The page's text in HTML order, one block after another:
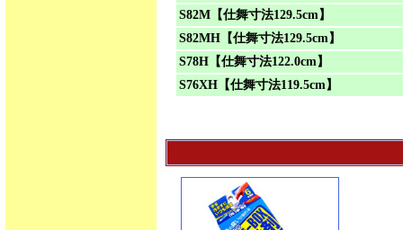
S82M【仕舞寸法129.5cm】
S82MH【仕舞寸法129.5cm】
S78H【仕舞寸法122.0cm】
S76XH【仕舞寸法119.5cm】